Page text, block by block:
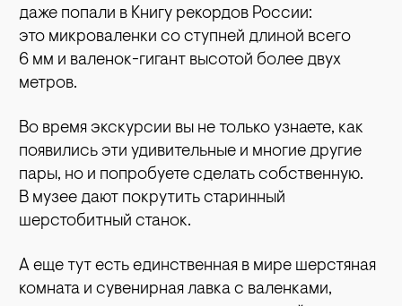
даже попали в Книгу рекордов России:
это микроваленки со ступней длиной всего
6 мм и валенок-гигант высотой более двух
метров.
Во время экскурсии вы не только узнаете, как
появились эти удивительные и многие другие
пары, но и попробуете сделать собственную.
В музее дают покрутить старинный
шерстобитный станок.
А еще тут есть единственная в мире шерстяная
комната и сувенирная лавка с валенками,